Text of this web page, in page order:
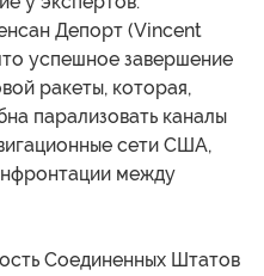
Депорт (Vincent
успешное завершение
ракеты, которая,
парализовать каналы
сети США,
между
Соединенных Штатов